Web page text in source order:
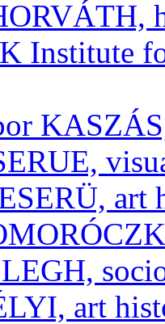
Institute
art
art